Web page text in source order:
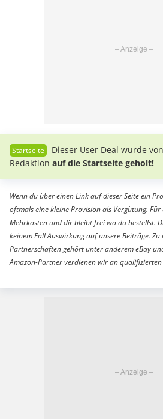
Dieser User Deal wurde
Redaktion auf die Startseite geholt!
Wenn du über einen Link auf dieser Seite ein
oftmals eine kleine Provision als Vergütung.
Mehrkosten und dir bleibt frei wo du bestellst.
keinem Fall Auswirkung auf unsere Beiträge.
Partnerschaften gehört unter anderem eBay
Amazon-Partner verdienen wir an qualifizierten